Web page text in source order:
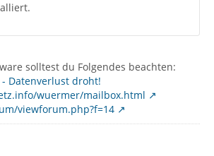
solltest du Folgendes beachten:
Datenverlust droht!
wuermer/mailbox.html
viewforum.php?f=14